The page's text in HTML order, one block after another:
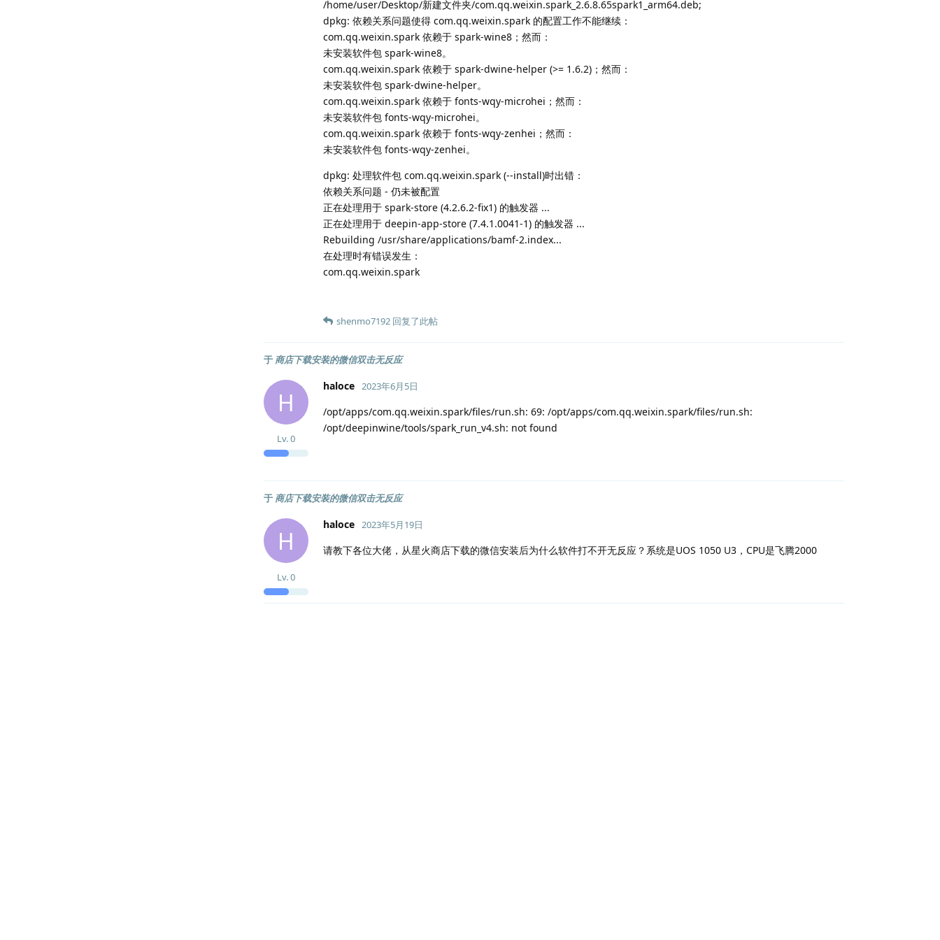
/home/user/Desktop/新建文件夹/com.qq.weixin.spark_2.6.8.65spark1_arm64.deb;
dpkg: 依赖关系问题使得 com.qq.weixin.spark 的配置工作不能继续：
com.qq.weixin.spark 依赖于 spark-wine8；然而：
未安装软件包 spark-wine8。
com.qq.weixin.spark 依赖于 spark-dwine-helper (>= 1.6.2)；然而：
未安装软件包 spark-dwine-helper。
com.qq.weixin.spark 依赖于 fonts-wqy-microhei；然而：
未安装软件包 fonts-wqy-microhei。
com.qq.weixin.spark 依赖于 fonts-wqy-zenhei；然而：
未安装软件包 fonts-wqy-zenhei。
dpkg: 处理软件包 com.qq.weixin.spark (--install)时出错：
依赖关系问题 - 仍未被配置
正在处理用于 spark-store (4.2.6.2-fix1) 的触发器 ...
正在处理用于 deepin-app-store (7.4.1.0041-1) 的触发器 ...
Rebuilding /usr/share/applications/bamf-2.index...
在处理时有错误发生：
com.qq.weixin.spark
shenmo7192 回复了此帖
于 商店下载安装的微信双击无反应
H
haloce
Lv.0
2023年6月5日
/opt/apps/com.qq.weixin.spark/files/run.sh: 69: /opt/apps/com.qq.weixin.spark/files/run.sh:
/opt/deepinwine/tools/spark_run_v4.sh: not found
于 商店下载安装的微信双击无反应
H
haloce
Lv.0
2023年5月19日
请教下各位大佬，从星火商店下载的微信安装后为什么软件打不开无反应？系统是UOS 1050 U3，CPU是飞腾2000